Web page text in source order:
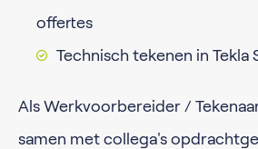
offertes
Technisch tekenen in
Als Werkvoorbereider /
samen met collega's